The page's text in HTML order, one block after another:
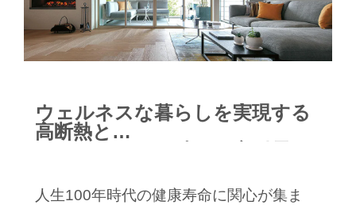
ウェルネスな暮らしを実現する
高断熱と
人生100年時代の健康寿命に関心が集ま